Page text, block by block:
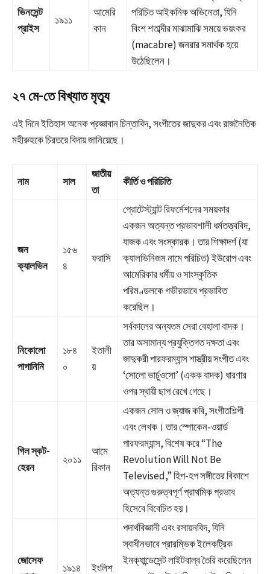
ভিনসেন্ট
প্রাইস
১৯১১
আমেরি
কান
পরিচিত আইকনিক অভিনেতা, যিনি
বিংশ শতাব্দীর মাঝামাঝি সময়ে ভয়ংকর
(macabre) জনরার সমার্থক হয়ে
উঠেছিলেন।
২৭ মে-তে বিখ্যাত মৃত্যু
এই দিনে ইতিহাস অনেক প্রজ্ঞাবান চিন্তাবিদ, সংগীতের জাদুকর এবং রাজনৈতিক
মহীরুহকে চিরতরে বিদায় জানিয়েছে।
নাম সাল
জাতীয়
তা
কীর্তি ও পরিচিতি
জন
ক্যালভিন
১৫৬
৪
ফরাসি
প্রোটেস্ট্যান্ট রিফর্মেশনের সময়কার
একজন অত্যন্ত প্রভাবশালী ধর্মতত্ত্ববিদ,
যাজক এবং সংস্কারক। তার শিক্ষাদর্শ (যা
ক্যালভিনিজম নামে পরিচিত) ইউরোপ এবং
আমেরিকার ধর্মীয় ও সাংস্কৃতিক
পরিমণ্ডলকে গভীরভাবে প্রভাবিত
করেছিল।
নিকোলো
পাগানিনি
১৮৪
০
ইতালী
য়
সর্বকালের অন্যতম সেরা বেহালা বাদক।
তার অসামান্য প্রযুক্তিগত দক্ষতা এবং
জাদুকরী পারফরম্যান্স শাস্ত্রীয় সংগীত এবং
‘সোলো ভার্চুওসো’ (একক বাদক) ধারণার
ওপর স্থায়ী ছাপ রেখে গেছে।
গিল স্কট-
হেরন
২০১১
আমে
রিকান
একজন সোল ও জ্যাজ কবি, সংগীতশিল্পী
এবং লেখক। তার স্পোকেন-ওয়ার্ড
পারফরম্যান্স, বিশেষ করে “The
Revolution Will Not Be
Televised,” হিপ-হপ সঙ্গীতের বিকাশে
অত্যন্ত গুরুত্বপূর্ণ প্রাথমিক প্রভাব
হিসেবে বিবেচিত হয়।
জোসেফ
১৯১৪ ইংলিশ
পদার্থবিজ্ঞানী এবং রসায়নবিদ, যিনি
স্বাধীনভাবে প্রারম্ভিক ইলেকট্রিক
ইনক্যান্ডেসেন্ট লাইটবাল্ব তৈরি করেছিলেন